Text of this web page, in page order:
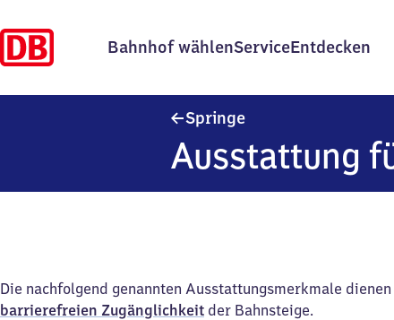
Bahnhof wählenServiceEntdecken
Springe
Ausstattung
Die nachfolgend genannten Ausstattungsmerkmale
barrierefreien Zugänglichkeit der Bahnsteige.